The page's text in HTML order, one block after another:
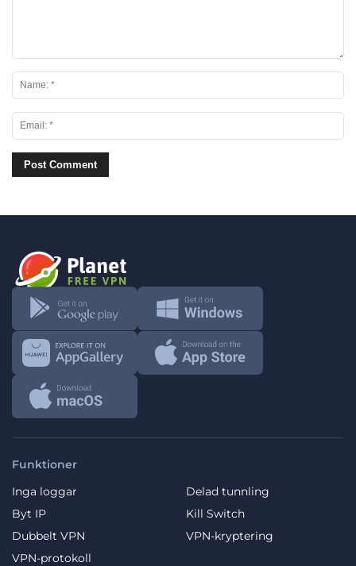
Funktioner
Inga loggar
Delad tunnling
Byt IP
Kill Switch
Dubbelt VPN
VPN-kryptering
VPN-protokoll